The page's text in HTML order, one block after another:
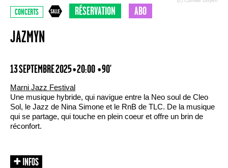
CONCERTS RÉSERVATION ABO
JAZMYN
13 SEPTEMBRE 2025 • 20:00 • 90'
Marni Jazz Festival
Une musique hybride, qui navigue entre la Neo soul de Cleo
Sol, le Jazz de Nina Simone et le RnB de TLC. De la musique
qui se partage, qui touche en plein coeur et offre un brin de
réconfort.